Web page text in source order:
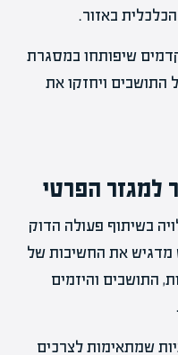
באזור.
שיפותחו במסגרת
התושבים ויחזקו את
למגזר הפרטי
בשיתוף פעולה הדוק
מדגיש את החשיבות של
התושבים והיזמים
שמתאימות לצרכים